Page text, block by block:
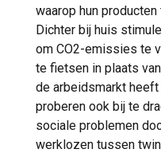
waarop hun
Dichter bij huis
om CO2-emissies te
te fietsen in plaats
de arbeidsmarkt heeft
proberen ook bij te
sociale problemen
werklozen tussen